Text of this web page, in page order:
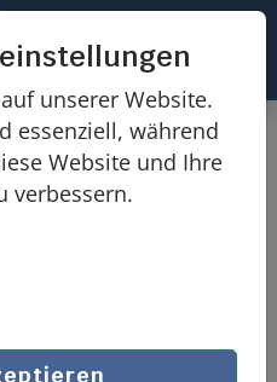
St.Gallen, Schweiz
MWST
unserer Website.
essenziell, während
Website und Ihre
verbessern.